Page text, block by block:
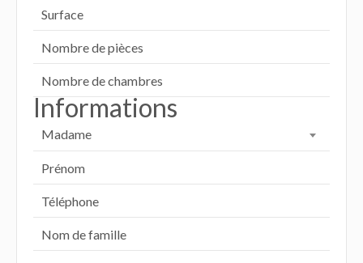
Informations
Madame